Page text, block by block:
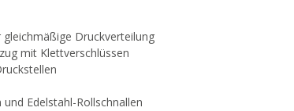
Druckverteilung
mit Klettverschlüssen
Edelstahl-Rollschnallen